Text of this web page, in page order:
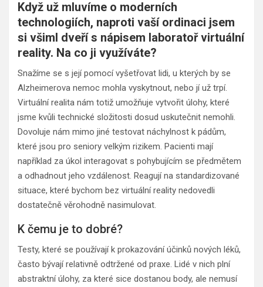
Když už mluvíme o moderních
technologiích, naproti vaší ordinaci jsem
si všiml dveří s nápisem laboratoř virtuální
reality. Na co ji využíváte?
Snažíme se s její pomocí vyšetřovat lidi, u kterých by se
Alzheimerova nemoc mohla vyskytnout, nebo jí už trpí.
Virtuální realita nám totiž umožňuje vytvořit úlohy, které
jsme kvůli technické složitosti dosud uskutečnit nemohli.
Dovoluje nám mimo jiné testovat náchylnost k pádům,
které jsou pro seniory velkým rizikem. Pacienti mají
například za úkol interagovat s pohybujícím se předmětem
a odhadnout jeho vzdálenost. Reagují na standardizované
situace, které bychom bez virtuální reality nedovedli
dostatečně věrohodně nasimulovat.
K čemu je to dobré?
Testy, které se používají k prokazování účinků nových léků,
často bývají relativně odtržené od praxe. Lidé v nich plní
abstraktní úlohy, za které sice dostanou body, ale nemusí